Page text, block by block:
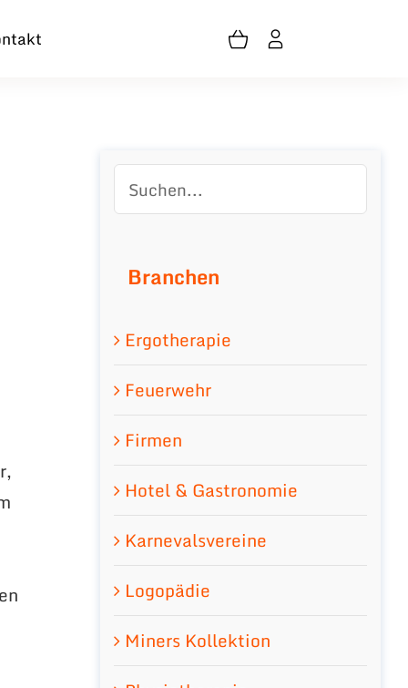
Branchen
Ergotherapie
Feuerwehr
Firmen
Hotel & Gastronomie
Karnevalsvereine
Logopädie
Miners Kollektion